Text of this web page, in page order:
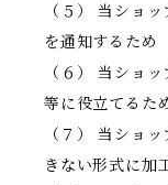
（５） 当ショ
を通知するため
（６） 当ショ
等に役立てるた
（７） 当ショ
きない形式に加